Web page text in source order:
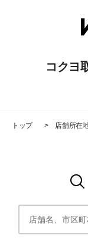
コクヨ
トップ 店舗所在